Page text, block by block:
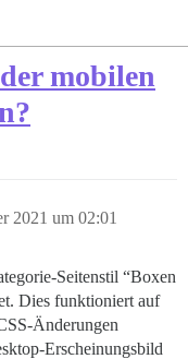
mobilen
2021 um 02:01
Seitenstil “Boxen
Dies funktioniert auf
Änderungen
Erscheinungsbild